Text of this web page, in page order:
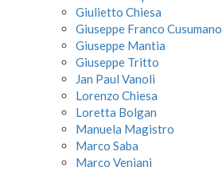
Giulietto Chiesa
Giuseppe Franco Cusumano
Giuseppe Mantia
Giuseppe Tritto
Jan Paul Vanoli
Lorenzo Chiesa
Loretta Bolgan
Manuela Magistro
Marco Saba
Marco Veniani